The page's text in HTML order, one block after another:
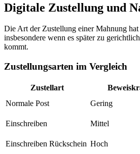
Digitale Zustellung und
Die Art der Zustellung einer Mahnung
insbesondere wenn es später zu
kommt.
Zustellungsarten im Vergleich
Zustellart
Normale Post
Gering
Einschreiben
Mittel
Einschreiben Rückschein Hoch